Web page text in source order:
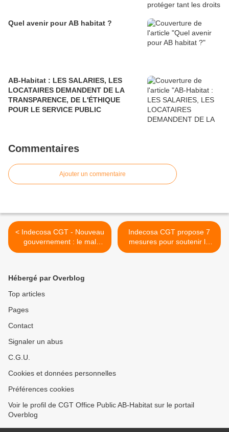
Quel avenir pour AB habitat ?
AB-Habitat : LES SALARIES, LES
LOCATAIRES DEMANDENT DE LA
TRANSPARENCE, DE L'ÉTHIQUE
POUR LE SERVICE PUBLIC
Commentaires
Ajouter un commentaire
< Indecosa CGT - Nouveau
gouvernement : le mal
logement, le pouvoir
Indecosa CGT propose 7
mesures pour soutenir le
pouvoir d’achat des
Hébergé par Overblog
Top articles
Pages
Contact
Signaler un abus
C.G.U.
Cookies et données personnelles
Préférences cookies
Voir le profil de CGT Office Public AB-Habitat sur le portail
Overblog